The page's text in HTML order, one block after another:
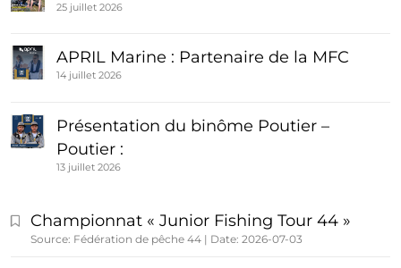
25 juillet 2026
APRIL Marine : Partenaire de la MFC
14 juillet 2026
Présentation du binôme Poutier –
Poutier :
13 juillet 2026
Championnat « Junior Fishing Tour 44 »
Source: Fédération de pêche 44 Date: 2026-07-03